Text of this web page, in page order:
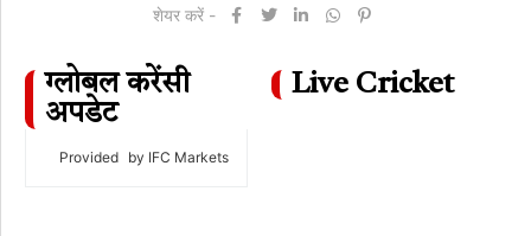
शेयर करें -
ग्लोबल करेंसी
अपडेट
Provided by IFC Markets
Live Cricket